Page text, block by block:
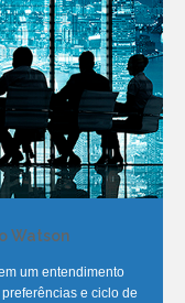
Watson
um entendimento
e ciclo de